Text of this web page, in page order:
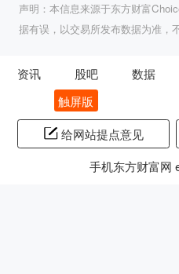
声明：本信息来源于东方财富
据有误，以交易所发布数据为准，
资讯 股吧 数据
触屏版
给网站提点意见
手机东方财富网